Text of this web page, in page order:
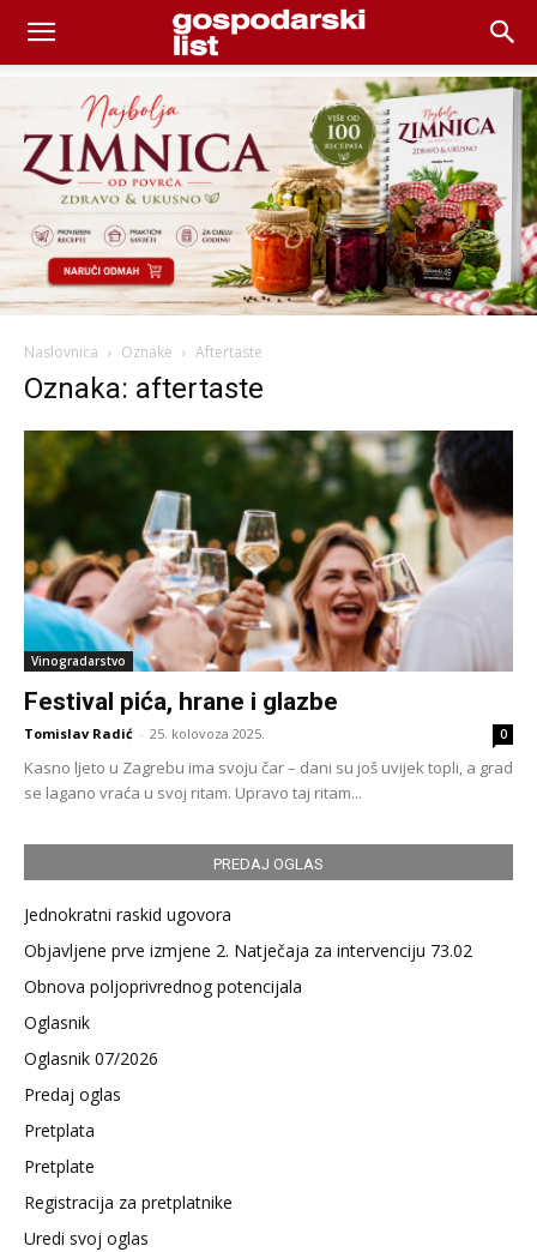
Naslovnica Oznake Aftertaste
Oznaka: aftertaste
Vinogradarstvo
Festival pića, hrane i glazbe
Tomislav Radić - 25. kolovoza 2025. 0
Kasno ljeto u Zagrebu ima svoju čar – dani su još uvijek topli, a grad
se lagano vraća u svoj ritam. Upravo taj ritam...
PREDAJ OGLAS
Jednokratni raskid ugovora
Objavljene prve izmjene 2. Natječaja za intervenciju 73.02
Obnova poljoprivrednog potencijala
Oglasnik
Oglasnik 07/2026
Predaj oglas
Pretplata
Pretplate
Registracija za pretplatnike
Uredi svoj oglas